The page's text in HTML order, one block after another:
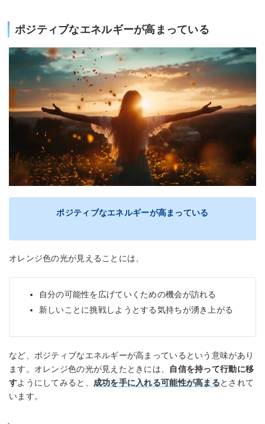
ポジティブなエネルギーが高まっている
ポジティブなエネルギーが高まっている
オレンジ色の光が見えることには、
自分の可能性を広げていくための機会が訪れる
新しいことに挑戦しようとする気持ちが湧き上がる
など、ポジティブなエネルギーが高まっているという意味があり
ます。オレンジ色の光が見えたときには、
自信を持って行動に移
すようにしてみると、 成功を手に入れる可能性が高まるとされて
います。